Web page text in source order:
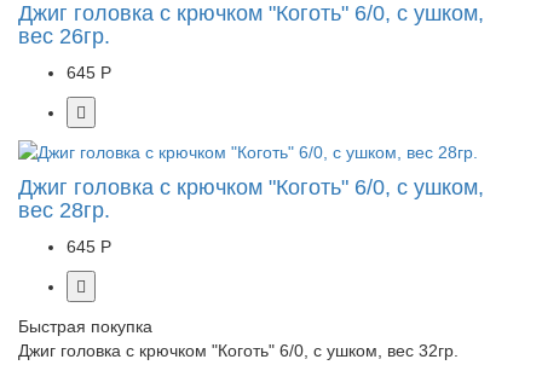
Джиг головка с крючком "Коготь" 6/0, с ушком,
вес 26гр.
645 Р
Джиг головка с крючком "Коготь" 6/0, с ушком,
вес 28гр.
645 Р
Быстрая покупка
Джиг головка с крючком "Коготь" 6/0, с ушком, вес 32гр.